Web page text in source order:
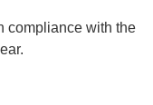
compliance with the